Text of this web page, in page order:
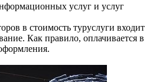
услуг и услуг
в стоимость туруслуги входит
Как правило, оплачивается в